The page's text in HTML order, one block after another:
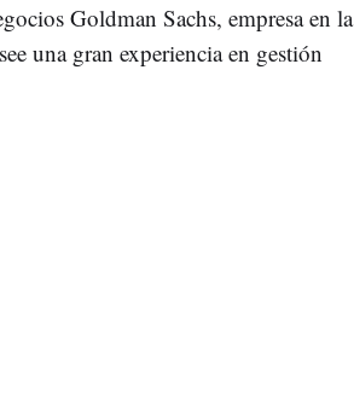
Goldman Sachs, empresa en la
una gran experiencia en gestión